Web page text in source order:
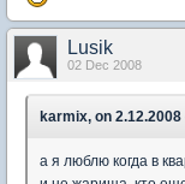
Lusik
02 Dec 2008
karmix, on 2.12.2008
а я люблю когда в